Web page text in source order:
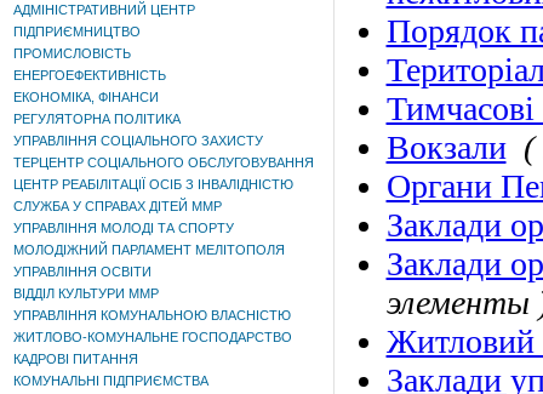
АДМІНІСТРАТИВНИЙ ЦЕНТР
ПІДПРИЄМНИЦТВО
ПРОМИСЛОВІСТЬ
ЕНЕРГОЕФЕКТИВНІСТЬ
ЕКОНОМІКА, ФІНАНСИ
РЕГУЛЯТОРНА ПОЛІТИКА
УПРАВЛІННЯ СОЦІАЛЬНОГО ЗАХИСТУ
ТЕРЦЕНТР СОЦІАЛЬНОГО ОБСЛУГОВУВАННЯ
ЦЕНТР РЕАБІЛІТАЦІЇ ОСІБ З ІНВАЛІДНІСТЮ
СЛУЖБА У СПРАВАХ ДІТЕЙ ММР
УПРАВЛІННЯ МОЛОДІ ТА СПОРТУ
МОЛОДІЖНИЙ ПАРЛАМЕНТ МЕЛІТОПОЛЯ
УПРАВЛІННЯ ОСВІТИ
ВІДДІЛ КУЛЬТУРИ ММР
УПРАВЛІННЯ КОМУНАЛЬНОЮ ВЛАСНІСТЮ
ЖИТЛОВО-КОМУНАЛЬНЕ ГОСПОДАРСТВО
КАДРОВІ ПИТАННЯ
КОМУНАЛЬНІ ПІДПРИЄМСТВА
Порядок
Вокзали (
Органи
Заклади
Заклади
элементы
Житловий
Заклади